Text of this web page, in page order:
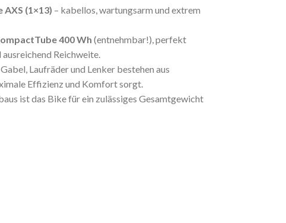
AXS (1×13) – kabellos, wartungsarm und extrem
400 Wh (entnehmbar!), perfekt
Reichweite.
Gabel, Laufräder und Lenker bestehen aus
Effizienz und Komfort sorgt.
ist das Bike für ein zulässiges Gesamtgewicht